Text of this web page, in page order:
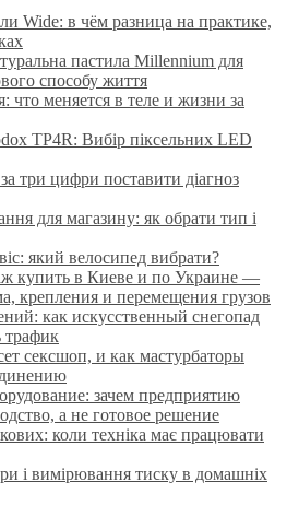
Wide: в чём разница на практике,
пастила Millennium для
способу життя
что меняется в теле и жизни за
TP4R: Вибір піксельних LED
три цифри поставити діагноз
для магазину: як обрати тип і
який велосипед вибрати?
купить в Киеве и по Украине —
крепления и перемещения грузов
как искусственный снегопад
трафик
сексшоп, и как мастурбаторы
зачем предприятию
а не готовое решение
коли техніка має працювати
і вимірювання тиску в домашніх